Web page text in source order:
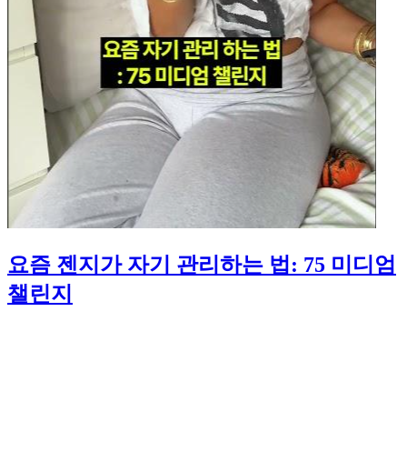
요즘 젠지가 자기 관리하는 법: 75 미디엄
챌린지